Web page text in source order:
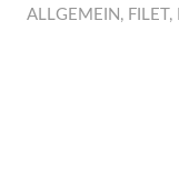
ALLGEMEIN , FILET,